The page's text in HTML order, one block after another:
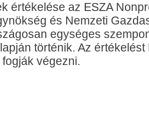
értékelése az ESZA
és Nemzeti
egységes
történik. Az
végezni.